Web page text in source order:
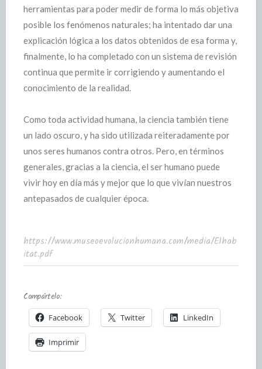
herramientas para poder medir de forma lo más objetiva
posible los fenómenos naturales; ha intentado dar una
explicación lógica a los datos obtenidos de esa forma y,
finalmente, lo ha completado con un sistema de revisión
continua que permite ir corrigiendo y aumentando el
conocimiento de la realidad.
Como toda actividad humana, la ciencia también tiene
un lado oscuro, y ha sido utilizada reiteradamente por
unos seres humanos contra otros. Pero, en términos
generales, gracias a la ciencia, el ser humano puede
vivir hoy en día más y mejor que lo que vivían nuestros
antepasados de cualquier época.
https://www.museoevolucionhumana.com/media/Elhab
itat.pdf
Compártelo:
Facebook Twitter LinkedIn
Imprimir